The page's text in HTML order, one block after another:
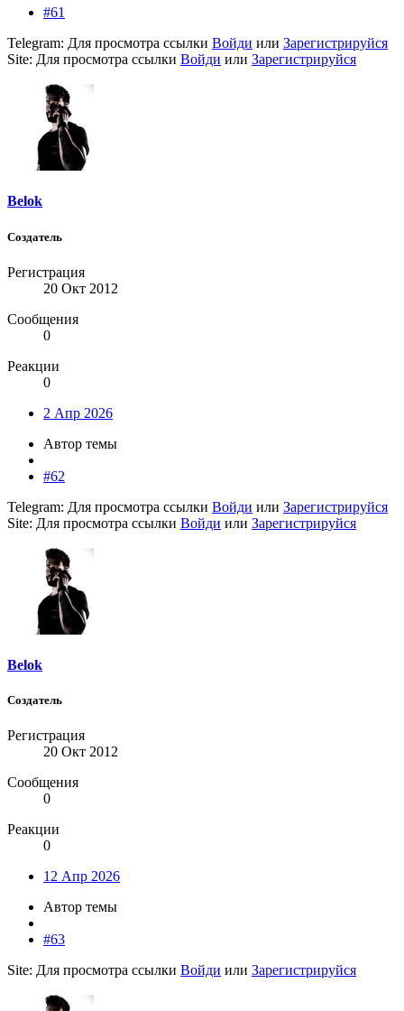
#61
Telegram: Для просмотра ссылки Войди или Зарегистрируйся
Site: Для просмотра ссылки Войди или Зарегистрируйся
Belok
Создатель
Регистрация
20 Окт 2012
Сообщения
0
Реакции
0
2 Апр 2026
Автор темы
#62
Telegram: Для просмотра ссылки Войди или Зарегистрируйся
Site: Для просмотра ссылки Войди или Зарегистрируйся
Belok
Создатель
Регистрация
20 Окт 2012
Сообщения
0
Реакции
0
12 Апр 2026
Автор темы
#63
Site: Для просмотра ссылки Войди или Зарегистрируйся